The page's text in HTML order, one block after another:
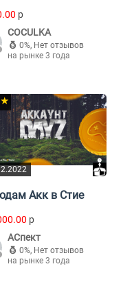
p
COCULKA
0%, Нет отзывов
на рынке 3 года
Акк в Стие
p
АСпект
0%, Нет отзывов
на рынке 3 года